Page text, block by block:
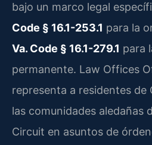
bajo un marco legal
Code § 16.1-253.1 para la
Va. Code § 16.1-279.1 para
permanente. Law Offices
representa a residentes de
las comunidades aledañas
Circuit en asuntos de